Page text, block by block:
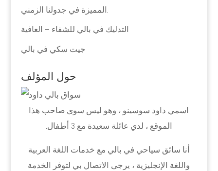
المميزة في جدولنا الزمني.
التدليك في بالي للشفاء – العافية
جيت سكي في بالي
حول المؤلف
اسمي داود سوسينو ، وهو ليس سوى صاحب هذا
الموقع ، لدي عائلة سعيدة مع 3 أطفال.
أنا سائق سياحي في بالي مع خدمات اللغة العربية
واللغة الإنجليزية ، يرجى الاتصال بي لتوفر الخدمة